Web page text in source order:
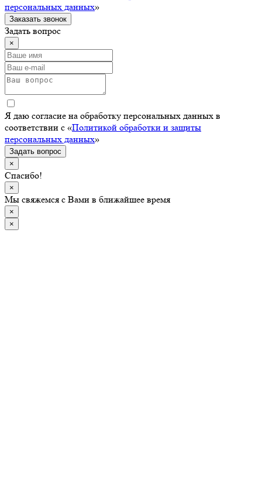
персональных данных»
Заказать звонок
Задать вопрос
×
Я даю согласие на обработку персональных данных в
соответствии с «Политикой обработки и защиты
персональных данных»
Задать вопрос
×
Спасибо!
×
Мы свяжемся с Вами в ближайшее время
×
×